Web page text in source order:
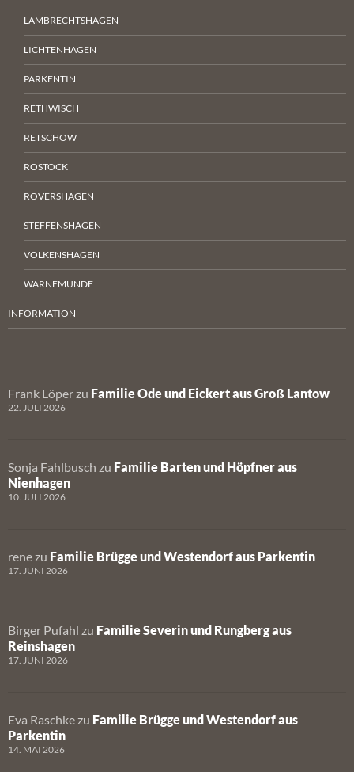
LAMBRECHTSHAGEN
LICHTENHAGEN
PARKENTIN
RETHWISCH
RETSCHOW
ROSTOCK
RÖVERSHAGEN
STEFFENSHAGEN
VOLKENSHAGEN
WARNEMÜNDE
INFORMATION
Frank Löper zu Familie Ode und Eickert aus Groß Lantow
22. JULI 2026
Sonja Fahlbusch zu Familie Barten und Höpfner aus
Nienhagen
10. JULI 2026
rene zu Familie Brügge und Westendorf aus Parkentin
17. JUNI 2026
Birger Pufahl zu Familie Severin und Rungberg aus
Reinshagen
17. JUNI 2026
Eva Raschke zu Familie Brügge und Westendorf aus
Parkentin
14. MAI 2026